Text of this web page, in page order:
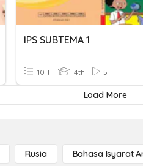
IPS SUBTEMA 1
10 T 4th 5
Load More
Rusia Bahasa Isyarat